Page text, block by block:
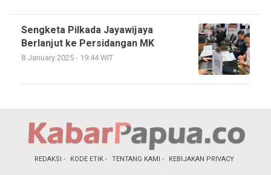
Sengketa Pilkada Jayawijaya
Berlanjut ke Persidangan MK
8 January 2025 - 19:44 WIT
REDAKSI KODE ETIK TENTANG KAMI KEBIJAKAN PRIVACY